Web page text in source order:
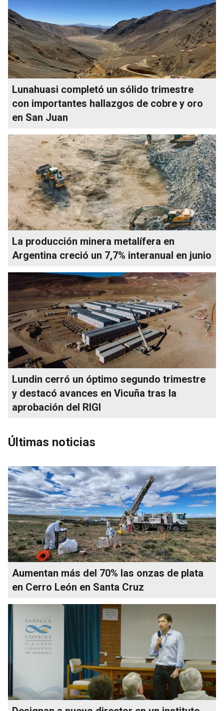
Lunahuasi completó un sólido trimestre
con importantes hallazgos de cobre y oro
en San Juan
La producción minera metalífera en
Argentina creció un 7,7% interanual en junio
Lundin cerró un óptimo segundo trimestre
y destacó avances en Vicuña tras la
aprobación del RIGI
Últimas noticias
Aumentan más del 70% las onzas de plata
en Cerro León en Santa Cruz